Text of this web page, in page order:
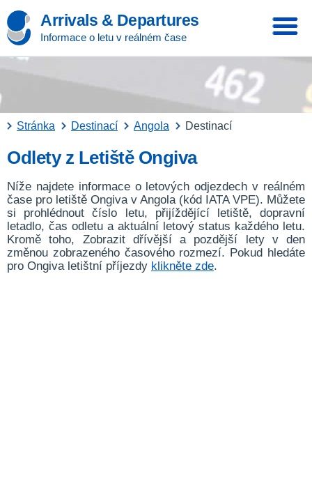
Arrivals & Departures
Informace o letu v reálném čase
Stránka Destinací Angola Destinací
Odlety z Letiště Ongiva
Níže najdete informace o letových odjezdech v reálném
čase pro letiště Ongiva v Angola (kód IATA VPE). Můžete
si prohlédnout číslo letu, přijíždějící letiště, dopravní
letadlo, čas odletu a aktuální letový status každého letu.
Kromě toho, Zobrazit dřívější a pozdější lety v den
změnou zobrazeného časového rozmezí. Pokud hledáte
pro Ongiva letištní příjezdy klikněte zde.